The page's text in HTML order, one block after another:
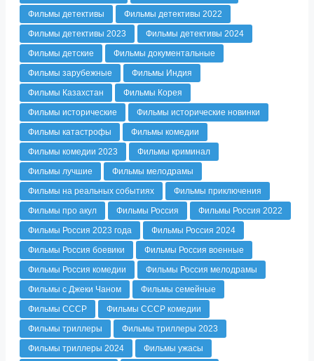
Фильмы детективы
Фильмы детективы 2022
Фильмы детективы 2023
Фильмы детективы 2024
Фильмы детские
Фильмы документальные
Фильмы зарубежные
Фильмы Индия
Фильмы Казахстан
Фильмы Корея
Фильмы исторические
Фильмы исторические новинки
Фильмы катастрофы
Фильмы комедии
Фильмы комедии 2023
Фильмы криминал
Фильмы лучшие
Фильмы мелодрамы
Фильмы на реальных событиях
Фильмы приключения
Фильмы про акул
Фильмы Россия
Фильмы Россия 2022
Фильмы Россия 2023 года
Фильмы Россия 2024
Фильмы Россия боевики
Фильмы Россия военные
Фильмы Россия комедии
Фильмы Россия мелодрамы
Фильмы с Джеки Чаном
Фильмы семейные
Фильмы СССР
Фильмы СССР комедии
Фильмы триллеры
Фильмы триллеры 2023
Фильмы триллеры 2024
Фильмы ужасы